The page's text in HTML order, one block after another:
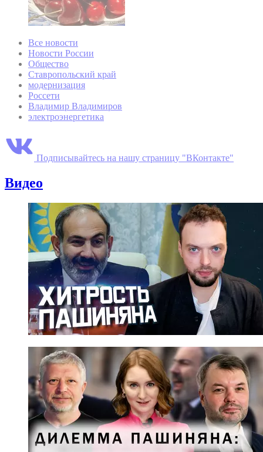
Все новости
Новости России
Общество
Ставропольский край
модернизация
Россети
Владимир Владимиров
электроэнергетика
Подписывайтесь на нашу страницу "ВКонтакте"
Видео